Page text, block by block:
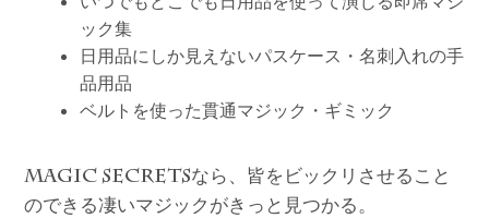
ック集
日用品にしか見えないパスケース・名刺入れの手
品用品
ベルトを使った貫通マジック・ギミック
MAGIC SECRETSなら、皆をビックリさせること
のできる凄いマジックがきっと見つかる。